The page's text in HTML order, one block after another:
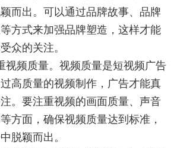
而出。可以通过品牌故事、品牌
方式来加强品牌塑造，这样才能
众的关注。
视频质量。视频质量是短视频广告
高质量的视频制作，广告才能真
。要注重视频的画面质量、声音
方面，确保视频质量达到标准，
脱颖而出。